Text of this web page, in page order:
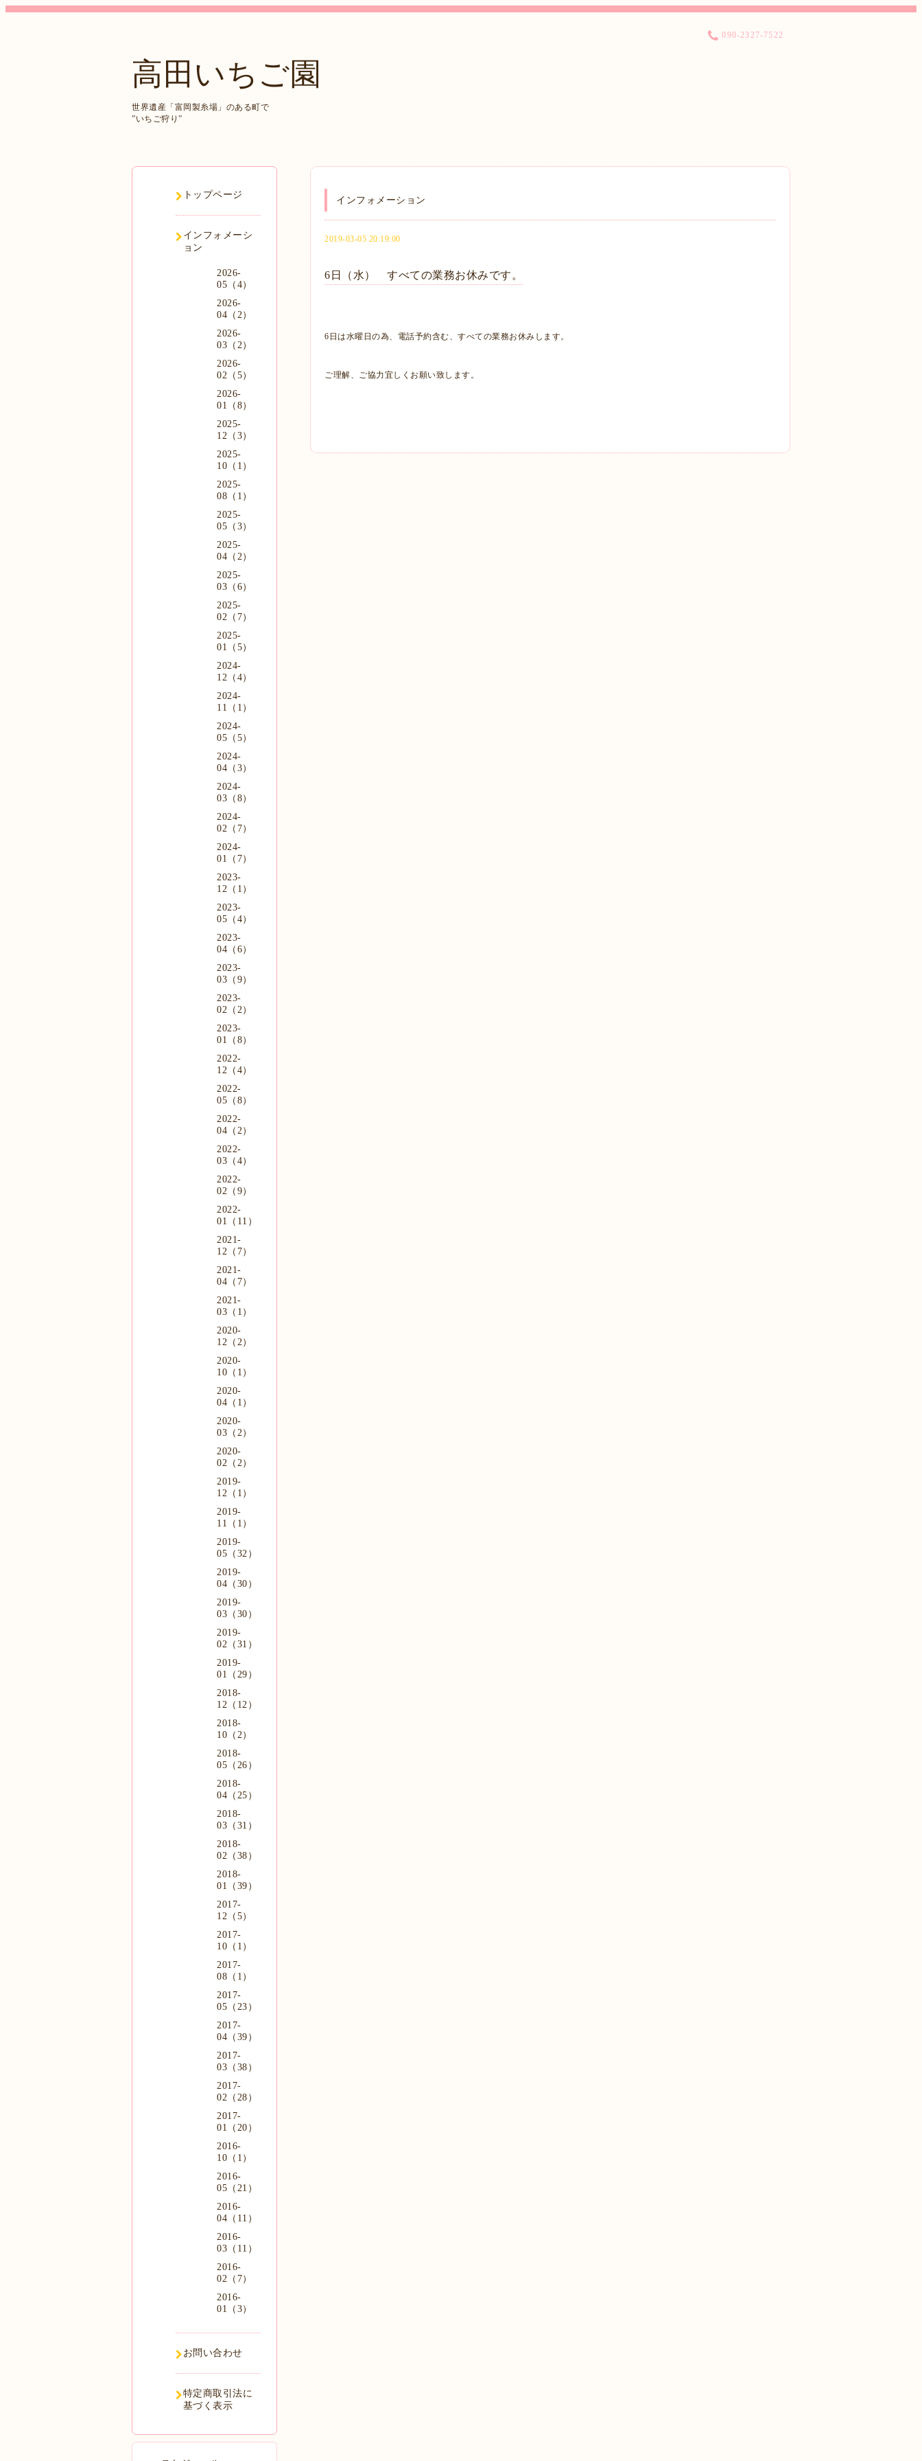
高田いちご園
世界遺産「富岡製糸場」のある町で
”いちご狩り”
090-2327-7522
インフォメーション
2019-03-05 20:19:00
6日（水） すべての業務お休みです。
6日は水曜日の為、電話予約含む、すべての業務お休みします。
ご理解、ご協力宜しくお願い致します。
トップページ
インフォメーシ
ョン
2026-
05（4）
2026-
04（2）
2026-
03（2）
2026-
02（5）
2026-
01（8）
2025-
12（3）
2025-
10（1）
2025-
08（1）
2025-
05（3）
2025-
04（2）
2025-
03（6）
2025-
02（7）
2025-
01（5）
2024-
12（4）
2024-
11（1）
2024-
05（5）
2024-
04（3）
2024-
03（8）
2024-
02（7）
2024-
01（7）
2023-
12（1）
2023-
05（4）
2023-
04（6）
2023-
03（9）
2023-
02（2）
2023-
01（8）
2022-
12（4）
2022-
05（8）
2022-
04（2）
2022-
03（4）
2022-
02（9）
2022-
01（11）
2021-
12（7）
2021-
04（7）
2021-
03（1）
2020-
12（2）
2020-
10（1）
2020-
04（1）
2020-
03（2）
2020-
02（2）
2019-
12（1）
2019-
11（1）
2019-
05（32）
2019-
04（30）
2019-
03（30）
2019-
02（31）
2019-
01（29）
2018-
12（12）
2018-
10（2）
2018-
05（26）
2018-
04（25）
2018-
03（31）
2018-
02（38）
2018-
01（39）
2017-
12（5）
2017-
10（1）
2017-
08（1）
2017-
05（23）
2017-
04（39）
2017-
03（38）
2017-
02（28）
2017-
01（20）
2016-
10（1）
2016-
05（21）
2016-
04（11）
2016-
03（11）
2016-
02（7）
2016-
01（3）
お問い合わせ
特定商取引法に
基づく表示